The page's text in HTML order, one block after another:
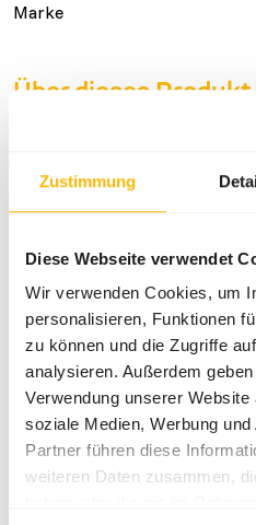
Zustimmung
Diese Webseite verwendet
Wir verwenden Cookies, um
personalisieren, Funktionen
zu können und die Zugriffe
analysieren. Außerdem
Verwendung unserer
soziale Medien, Werbung
Partner führen diese
weiteren Daten zusammen,
Über dieses Produkt
Our high fiber pellets, is
therefore a completely
pellets contains branches that
are then dried and put in to
pellet that contain small and
stomach have something to
time for the feed to pass
system. This feed have the
kg animal because the animal
feed in their digestive system.
Marke